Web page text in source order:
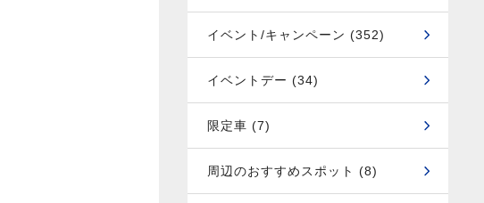
イベント/キャンペーン (352)
イベントデー (34)
限定車 (7)
周辺のおすすめスポット (8)